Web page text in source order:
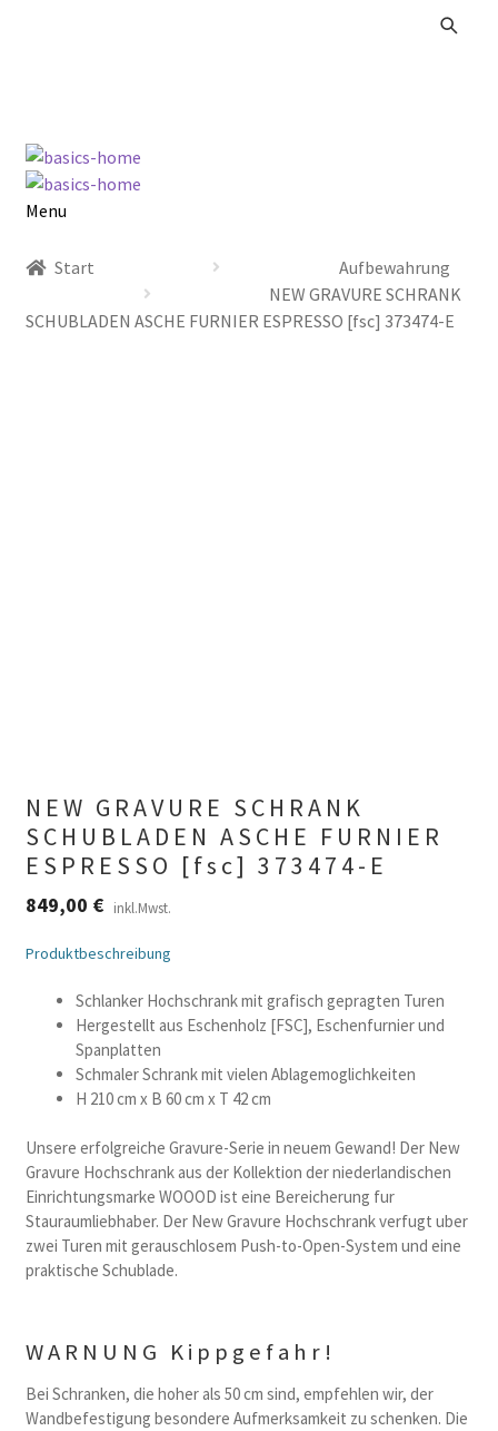
Zur
Navigation
springen
Zum
Inhalt
springen
Menu
Kataloge Landhaus
Start
Aufbewahrung
NEW GRAVURE SCHRANK
SCHUBLADEN ASCHE FURNIER ESPRESSO [fsc] 373474-E
NEW GRAVURE SCHRANK
SCHUBLADEN ASCHE FURNIER
ESPRESSO [fsc] 373474-E
849,00 € inkl.Mwst.
Produktbeschreibung
Schlanker Hochschrank mit grafisch gepragten Turen
Hergestellt aus Eschenholz [FSC], Eschenfurnier und
Spanplatten
Schmaler Schrank mit vielen Ablagemoglichkeiten
H 210 cm x B 60 cm x T 42 cm
Unsere erfolgreiche Gravure-Serie in neuem Gewand! Der New
Gravure Hochschrank aus der Kollektion der niederlandischen
Einrichtungsmarke WOOOD ist eine Bereicherung fur
Stauraumliebhaber. Der New Gravure Hochschrank verfugt uber
zwei Turen mit gerauschlosem Push-to-Open-System und eine
praktische Schublade.
WARNUNG Kippgefahr!
Bei Schranken, die hoher als 50 cm sind, empfehlen wir, der
Wandbefestigung besondere Aufmerksamkeit zu schenken. Die